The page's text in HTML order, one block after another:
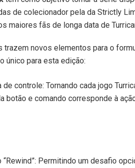
de colecionador pela da Strictly
maiores fãs de longa data de
trazem novos elementos para o
único para esta edição:
de controle: Tornando cada jogo
botão e comando corresponde à
“Rewind”: Permitindo um desafio